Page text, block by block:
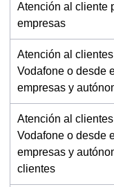
Atención al cliente
empresas
Atención al
Vodafone o desde
empresas y
Atención al
Vodafone o desde
empresas y
clientes